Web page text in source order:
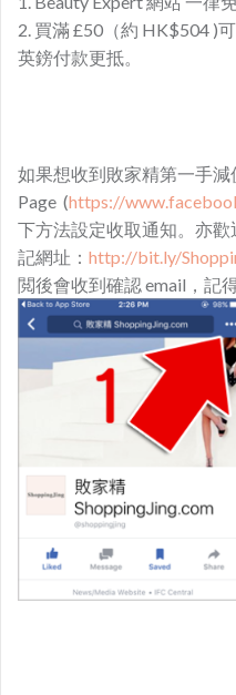
2. 買滿 £50（約 HK$504 )
英鎊付款更抵。
如果想收到敗家精第一手
Page (https://
下方法設定收取通知。亦歡
記網址： http://bit.ly/
閲後會收到確認 email，記